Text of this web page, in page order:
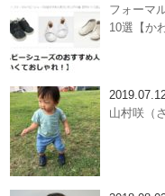
フォーマ
10選【か
山村咲（